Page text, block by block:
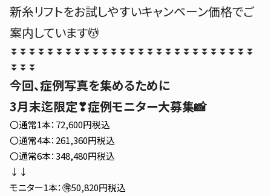
新糸リフトをお試しやすいキャンペーン価格でご
案内しています💆
⏬⏬⏬⏬⏬⏬⏬⏬⏬⏬⏬⏬⏬⏬⏬⏬⏬⏬⏬⏬⏬⏬⏬⏬⏬⏬⏬
⏬⏬⏬
今回、症例写真を集めるために
3月末迄限定❣症例モニター大募集📸
〇通常1本：72,600円税込
〇通常4本：261,360円税込
〇通常6本：348,480円税込
↓↓
モニター1本：🉐50,820円税込